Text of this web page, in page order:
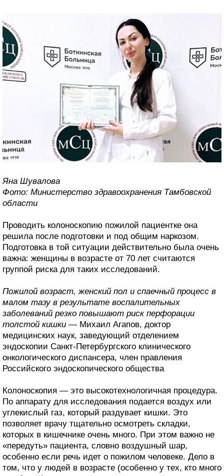
Яна Шувалова
Фото: Министерство здравоохранения Тамбовской
области
Проводить колоноскопию пожилой пациентке она
решила после подготовки и под общим наркозом.
Подготовка в той ситуации действительно была очень
важна: женщины в возрасте от 70 лет считаются
группой риска для таких исследований.
Пожилой возраст, женский пол и спаечный процесс в
малом тазу в результате воспалительных
заболеваний резко повышают риск перфорации
толстой кишки — Михаил Агапов, доктор
медицинских наук, заведующий отделением
эндоскопии Санкт-Петербургского клинического
онкологического диспансера, член правления
Российского эндоскопического общества
Колоноскопия — это высокотехнологичная процедура.
По аппарату для исследования подается воздух или
углекислый газ, который раздувает кишки. Это
позволяет врачу тщательно осмотреть складки,
которых в кишечнике очень много. При этом важно не
«передуть» пациента, словно воздушный шар,
особенно если речь идет о пожилом человеке. Дело в
том, что у людей в возрасте (особенно у тех, кто много